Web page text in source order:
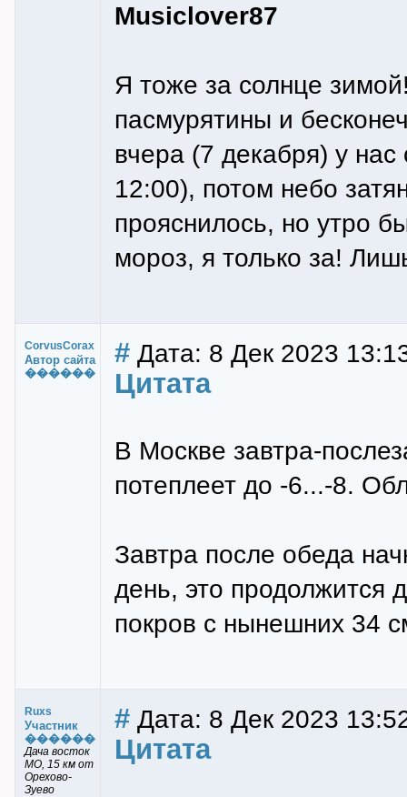
Musiclover87
Я тоже за солнце
пасмурятины и
вчера (7 декабря) у
12:00), потом небо
прояснилось, но утро
мороз, я только за!
CorvusCorax
Автор сайта
������
# Дата: 8 Дек 2023
Цитата
В Москве завтра-
потеплеет до -6...-8.
Завтра после обеда
день, это продолжится
покров с нынешних 34
Ruxs
Участник
������
Дача восток
МО, 15 км от
Орехово-
Зуево
# Дата: 8 Дек 2023
Цитата